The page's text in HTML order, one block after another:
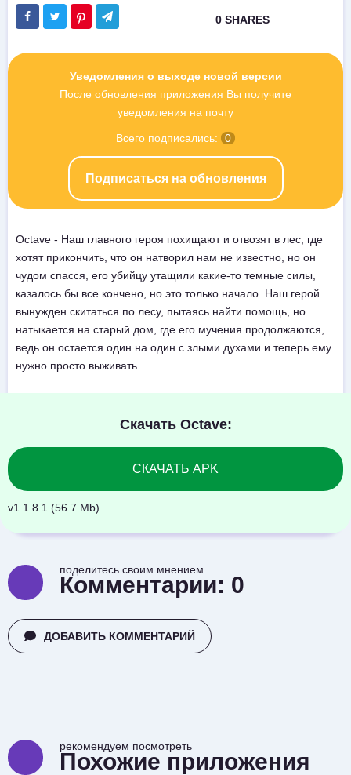
Уведомления о выходе новой версии
После обновления приложения Вы получите
уведомления на почту
Подписаться на обновления
Всего подписались: 0
Octave - Наш главного героя похищают и отвозят в лес, где
хотят прикончить, что он натворил нам не известно, но он
чудом спасся, его убийцу утащили какие-то темные силы,
казалось бы все кончено, но это только начало. Наш герой
вынужден скитаться по лесу, пытаясь найти помощь, но
натыкается на старый дом, где его мучения продолжаются,
ведь он остается один на один с злыми духами и теперь ему
нужно просто выживать.
Скачать Octave:
СКАЧАТЬ APK
v1.1.8.1 (56.7 Mb)
поделитесь своим мнением
Комментарии: 0
ДОБАВИТЬ КОММЕНТАРИЙ
рекомендуем посмотреть
Похожие приложения